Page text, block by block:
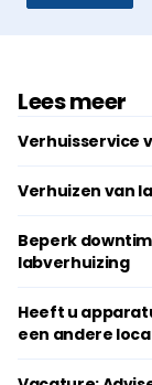
Lees meer
Verhuisservice
Verhuizen van
Beperk
labverhuizing
Heeft u
een andere